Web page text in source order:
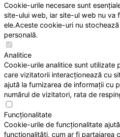
Cookie-urile necesare sunt
site-ului web, iar site-ul web nu va
ele.Aceste cookie-uri nu
personală.
Analitice
Cookie-urile analitice sunt utilizate
care vizitatorii interacționează cu
ajută la furnizarea de informații cu
numărul de vizitatori, rata de
Funcționalitate
Cookie-urile de funcționalitate
funcționalități, cum ar fi partajarea